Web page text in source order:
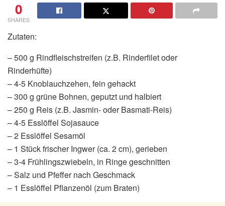
0
SHARES
Zutaten:
– 500 g Rindfleischstreifen (z.B. Rinderfilet oder
Rinderhüfte)
– 4-5 Knoblauchzehen, fein gehackt
– 300 g grüne Bohnen, geputzt und halbiert
– 250 g Reis (z.B. Jasmin- oder Basmati-Reis)
– 4-5 Esslöffel Sojasauce
– 2 Esslöffel Sesamöl
– 1 Stück frischer Ingwer (ca. 2 cm), gerieben
– 3-4 Frühlingszwiebeln, in Ringe geschnitten
– Salz und Pfeffer nach Geschmack
– 1 Esslöffel Pflanzenöl (zum Braten)